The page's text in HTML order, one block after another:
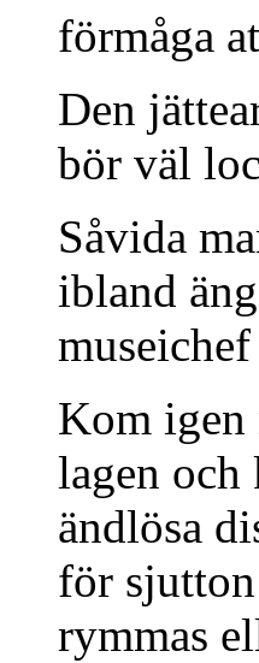
förmåga
Den
bör väl
Såvida
ibland
Kom
lagen och
ändlösa
för
rymmas